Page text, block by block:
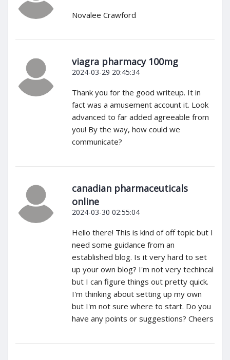
Novalee Crawford
viagra pharmacy 100mg
2024-03-29 20:45:34
Thank you for the good writeup. It in
fact was a amusement account it. Look
advanced to far added agreeable from
you! By the way, how could we
communicate?
canadian pharmaceuticals
online
2024-03-30 02:55:04
Hello there! This is kind of off topic but I
need some guidance from an
established blog. Is it very hard to set
up your own blog? I'm not very techincal
but I can figure things out pretty quick.
I'm thinking about setting up my own
but I'm not sure where to start. Do you
have any points or suggestions? Cheers